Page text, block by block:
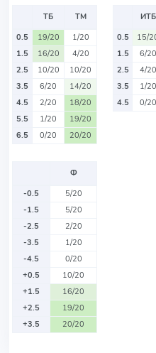
ТБ
ТМ
0.5
19/20
1/20
1.5
16/20
4/20
2.5
10/20
10/20
3.5
6/20
14/20
4.5
2/20
18/20
5.5
1/20
19/20
6.5
0/20 20/20
ИТБ
0.5
15/
1.5
6/20
2.5
4/20
3.5
1/20
4.5
0/20
Ф
-0.5
5/20
-1.5
5/20
-2.5
2/20
-3.5
1/20
-4.5
0/20
+0.5
10/20
+1.5
16/20
+2.5
19/20
+3.5
20/20